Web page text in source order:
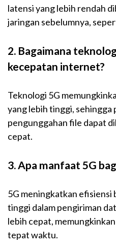
latensi yang lebih rendah
jaringan sebelumnya,
2. Bagaimana
kecepatan internet?
Teknologi 5G
yang lebih tinggi, sehingga
pengunggahan file dapat
cepat.
3. Apa manfaat 5G
5G meningkatkan efisiensi
tinggi dalam pengiriman
lebih cepat,
tepat waktu.